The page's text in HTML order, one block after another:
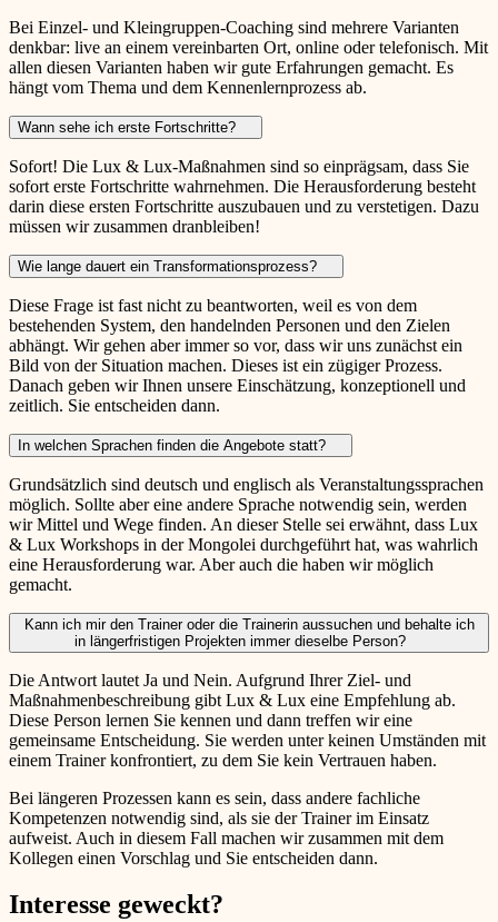
Bei Einzel- und Kleingruppen-Coaching sind mehrere Varianten
denkbar: live an einem vereinbarten Ort, online oder telefonisch. Mit
allen diesen Varianten haben wir gute Erfahrungen gemacht. Es
hängt vom Thema und dem Kennenlernprozess ab.
Wann sehe ich erste Fortschritte?
Sofort! Die Lux & Lux-Maßnahmen sind so einprägsam, dass Sie
sofort erste Fortschritte wahrnehmen. Die Herausforderung besteht
darin diese ersten Fortschritte auszubauen und zu verstetigen. Dazu
müssen wir zusammen dranbleiben!
Wie lange dauert ein Transformationsprozess?
Diese Frage ist fast nicht zu beantworten, weil es von dem
bestehenden System, den handelnden Personen und den Zielen
abhängt. Wir gehen aber immer so vor, dass wir uns zunächst ein
Bild von der Situation machen. Dieses ist ein zügiger Prozess.
Danach geben wir Ihnen unsere Einschätzung, konzeptionell und
zeitlich. Sie entscheiden dann.
In welchen Sprachen finden die Angebote statt?
Grundsätzlich sind deutsch und englisch als Veranstaltungssprachen
möglich. Sollte aber eine andere Sprache notwendig sein, werden
wir Mittel und Wege finden. An dieser Stelle sei erwähnt, dass Lux
& Lux Workshops in der Mongolei durchgeführt hat, was wahrlich
eine Herausforderung war. Aber auch die haben wir möglich
gemacht.
Kann ich mir den Trainer oder die Trainerin aussuchen und behalte ich
in längerfristigen Projekten immer dieselbe Person?
Die Antwort lautet Ja und Nein. Aufgrund Ihrer Ziel- und
Maßnahmenbeschreibung gibt Lux & Lux eine Empfehlung ab.
Diese Person lernen Sie kennen und dann treffen wir eine
gemeinsame Entscheidung. Sie werden unter keinen Umständen mit
einem Trainer konfrontiert, zu dem Sie kein Vertrauen haben.
Bei längeren Prozessen kann es sein, dass andere fachliche
Kompetenzen notwendig sind, als sie der Trainer im Einsatz
aufweist. Auch in diesem Fall machen wir zusammen mit dem
Kollegen einen Vorschlag und Sie entscheiden dann.
Interesse geweckt?